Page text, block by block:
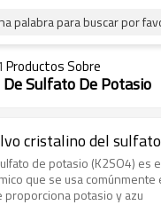
palabra para buscar por
Productos Sobre
Sulfato De Potasio
cristalino del
de potasio (K2SO4) es
que se usa
proporciona potasio y azu